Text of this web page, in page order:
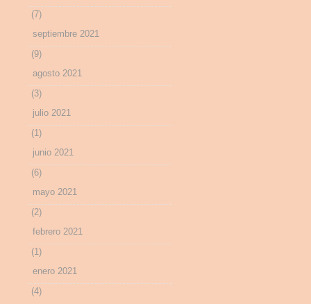
(7)
septiembre 2021
(9)
agosto 2021
(3)
julio 2021
(1)
junio 2021
(6)
mayo 2021
(2)
febrero 2021
(1)
enero 2021
(4)